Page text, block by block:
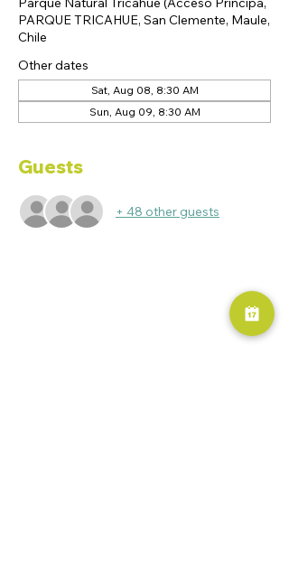
PARQUE TRICAHUE, San Clemente, Maule,
Chile
Other dates
Sat, Aug 08, 8:30 AM
Sun, Aug 09, 8:30 AM
Guests
+ 48 other guests